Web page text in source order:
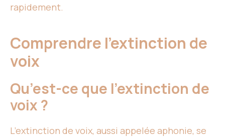
rapidement.
Comprendre l’extinction de
voix
Qu’est-ce que l’extinction de
voix ?
L’extinction de voix, aussi appelée aphonie, se